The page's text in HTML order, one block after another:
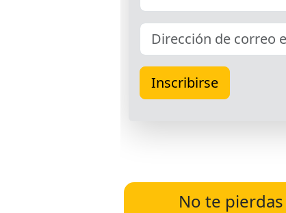
No te